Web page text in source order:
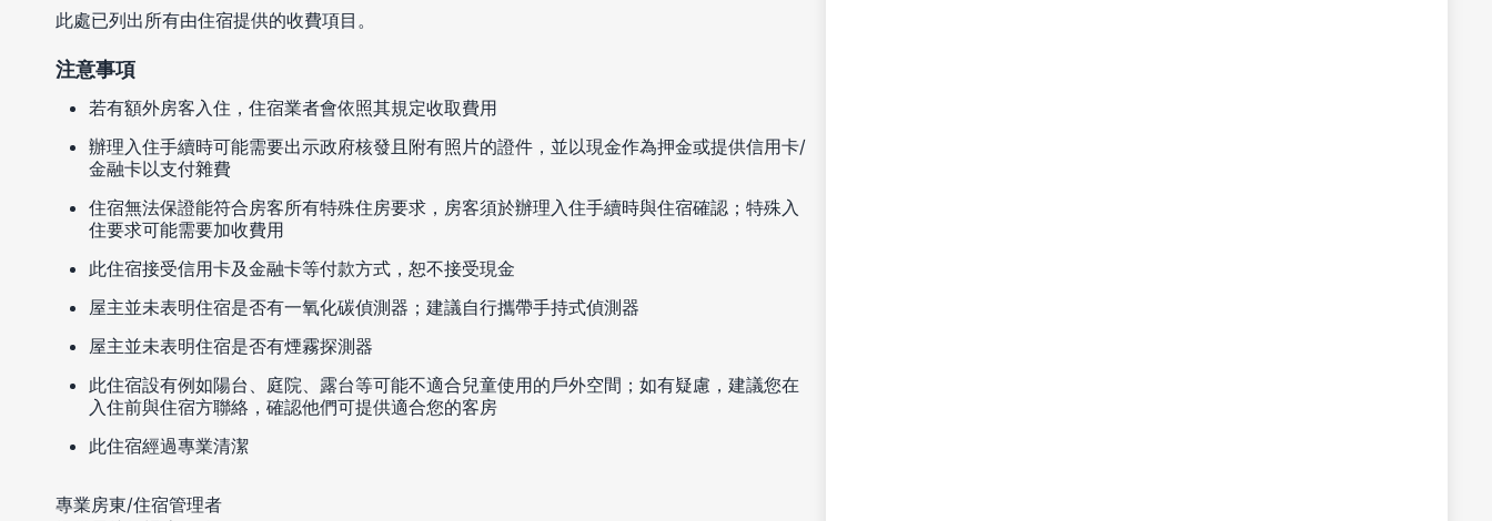
此處已列出所有由住宿提供的收費項目。
注意事項
若有額外房客入住，住宿業者會依照其規定收取費用
辦理入住手續時可能需要出示政府核發且附有照片的證件，並以現金作為押金或提供信用卡/
金融卡以支付雜費
住宿無法保證能符合房客所有特殊住房要求，房客須於辦理入住手續時與住宿確認；特殊入
住要求可能需要加收費用
此住宿接受信用卡及金融卡等付款方式，恕不接受現金
屋主並未表明住宿是否有一氧化碳偵測器；建議自行攜帶手持式偵測器
屋主並未表明住宿是否有煙霧探測器
此住宿設有例如陽台、庭院、露台等可能不適合兒童使用的戶外空間；如有疑慮，建議您在
入住前與住宿方聯絡，確認他們可提供適合您的客房
此住宿經過專業清潔
專業房東/住宿管理者